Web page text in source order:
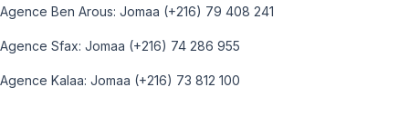
Agence Ben Arous: Jomaa (+216) 79 408 241
Agence Sfax: Jomaa (+216) 74 286 955
Agence Kalaa: Jomaa (+216) 73 812 100